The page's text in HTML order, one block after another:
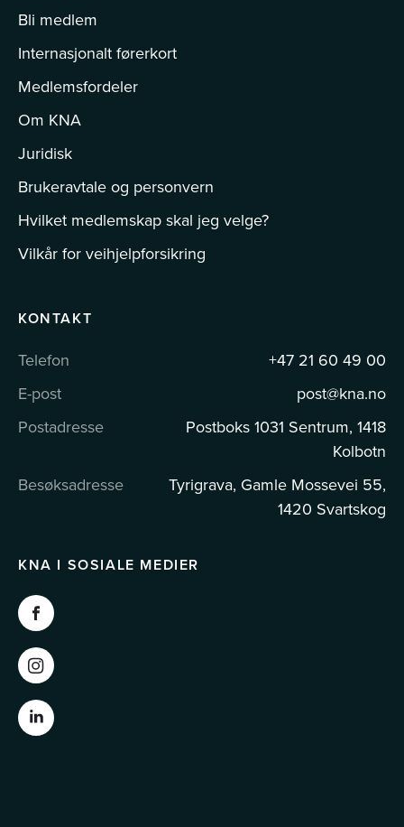
Bli medlem
Internasjonalt førerkort
Medlemsfordeler
Om KNA
Juridisk
Brukeravtale og personvern
Hvilket medlemskap skal jeg velge?
Vilkår for veihjelpforsikring
KONTAKT
Telefon
+47 21 60 49 00
E-post
post@kna.no
Postadresse
Postboks 1031 Sentrum, 1418
Kolbotn
Besøksadresse
Tyrigrava, Gamle Mossevei 55,
1420 Svartskog
KNA I SOSIALE MEDIER